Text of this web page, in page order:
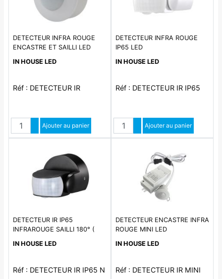
DETECTEUR INFRA ROUGE
ENCASTRE ET SAILLI LED
IN HOUSE LED
Réf : DETECTEUR IR
QuantitéAugmenter quantité
Diminuer quantité
Ajouter au panier
DETECTEUR INFRA ROUGE
IP65 LED
IN HOUSE LED
Réf : DETECTEUR IR IP65
QuantitéAugmenter quantité
Diminuer quantité
Ajouter au panier
DETECTEUR IR IP65
INFRAROUGE SAILLI 180° (
AUTOMATIQUE) DISTANCE DE
COULEUR NOIR
IN HOUSE LED
Réf : DETECTEUR IR IP65 N
DETECTEUR ENCASTRE INFRA
ROUGE MINI LED
IN HOUSE LED
Réf : DETECTEUR IR MINI